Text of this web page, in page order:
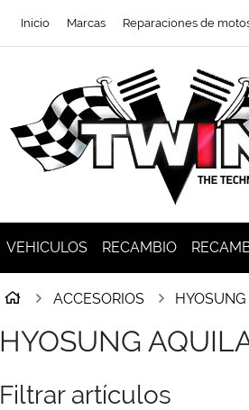
Inicio Marcas Reparaciones de
VEHICULOS RECAMBIO
InicioACCESORIOS HYOSUNG
HYOSUNG
Filtrar artículos